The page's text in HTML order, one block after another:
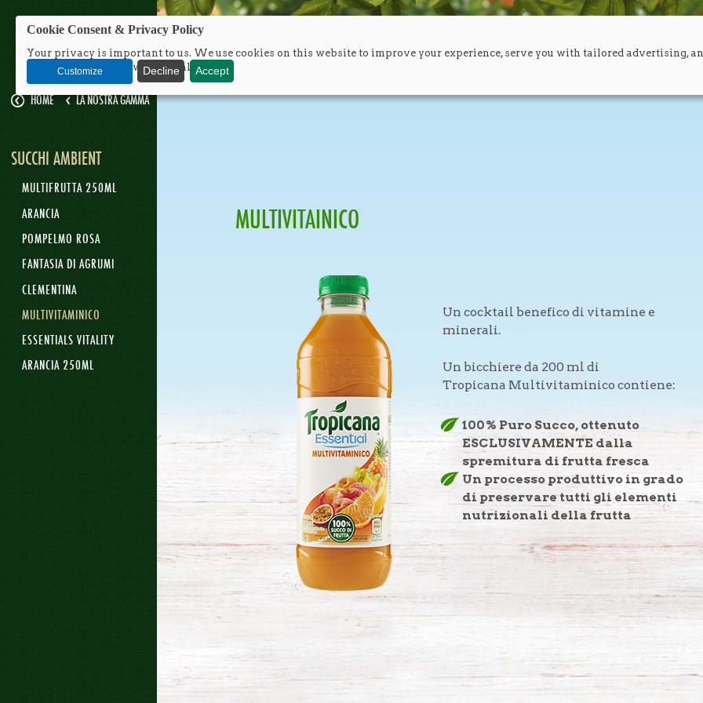
TROPICANA
HOME LA NOSTRA GAMMA
SUCCHI AMBIENT
MULTIFRUTTA 250ML
ARANCIA
POMPELMO ROSA
FANTASIA DI AGRUMI
CLEMENTINA
MULTIVITAMINICO
ESSENTIALS VITALITY
ARANCIA 250ML
MULTIVITAINICO
Un cocktail benefico di vitamine e
minerali.
Un bicchiere da 200 ml di
Tropicana Multivitaminico contiene:
100% Puro Succo, ottenuto
ESCLUSIVAMENTE dalla
spremitura di frutta fresca
Un processo produttivo in grado
di preservare tutti gli elementi
nutrizionali della frutta
Cookie Consent & Privacy Policy
Your privacy is important to us. We use cookies on this website to improve your experience, serve you with tailored advertising,
traffic and integrate with social media.
Customize Decline Accept